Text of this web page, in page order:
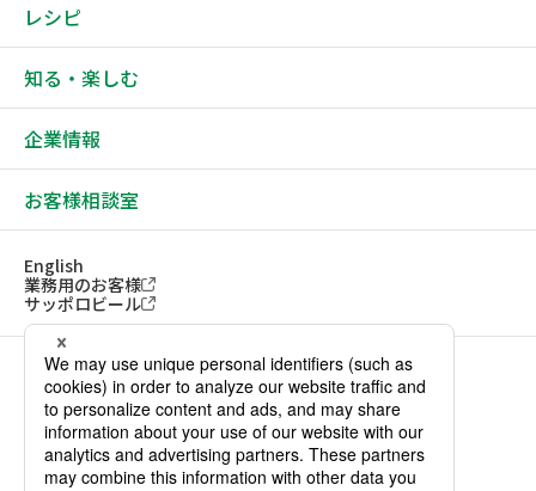
レシピ
知る・楽しむ
企業情報
お客様相談室
English
業務用のお客様
サッポロビール
ソーシャルメディアアカウント一覧